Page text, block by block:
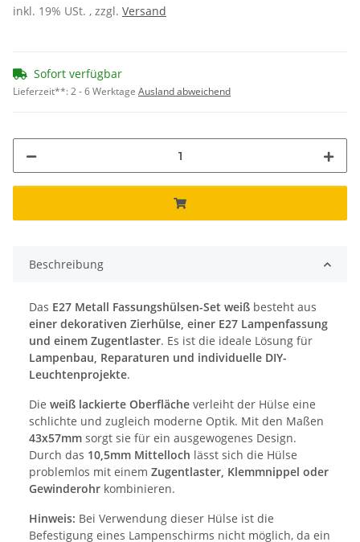
inkl. 19% USt. , zzgl. Versand
Sofort verfügbar
Lieferzeit**:2 - 6 Werktage Ausland abweichend
Beschreibung
Das E27 Metall Fassungshülsen-Set weiß besteht aus
einer dekorativen Zierhülse, einer E27 Lampenfassung
und einem Zugentlaster. Es ist die ideale Lösung für
Lampenbau, Reparaturen und individuelle DIY-
Leuchtenprojekte.
Die weiß lackierte Oberfläche verleiht der Hülse eine
schlichte und zugleich moderne Optik. Mit den Maßen
43x57mm sorgt sie für ein ausgewogenes Design.
Durch das 10,5mm Mittelloch lässt sich die Hülse
problemlos mit einem Zugentlaster, Klemmnippel oder
Gewinderohr kombinieren.
Hinweis: Bei Verwendung dieser Hülse ist die
Befestigung eines Lampenschirms nicht möglich, da ein